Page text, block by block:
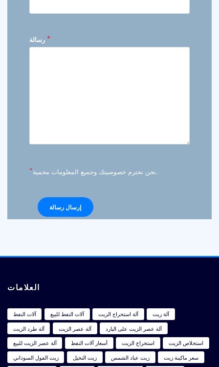
*
* نحن نحترم خصوصيتك وجميع المعلومات محمية.
العلامات
آلات النفط آلات النفط للبيع آلة استخراج الزيت
آلة زيت
آلة طرد الزيت
آلة عصر الزيت
آلة عصر الزيت على البارد
آلة عصر الزيت للبيع
أسعار آلات النفط استخراج الزيت
استخلاص الزيت
زيت الفول السوداني
زيت النخيل زيت عباد الشمس
سعر ماكينة زيت